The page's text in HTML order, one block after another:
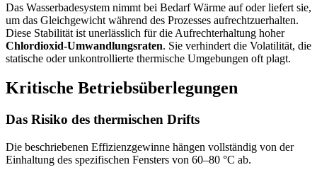
Das Wasserbadesystem nimmt bei Bedarf Wärme auf oder liefert sie,
um das Gleichgewicht während des Prozesses aufrechtzuerhalten.
Diese Stabilität ist unerlässlich für die Aufrechterhaltung hoher
Chlordioxid-Umwandlungsraten. Sie verhindert die Volatilität, die
statische oder unkontrollierte thermische Umgebungen oft plagt.
Kritische Betriebsüberlegungen
Das Risiko des thermischen Drifts
Die beschriebenen Effizienzgewinne hängen vollständig von der
Einhaltung des spezifischen Fensters von 60–80 °C ab.